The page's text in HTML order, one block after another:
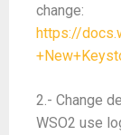
change:
https://
2.- Change
WSO2 use